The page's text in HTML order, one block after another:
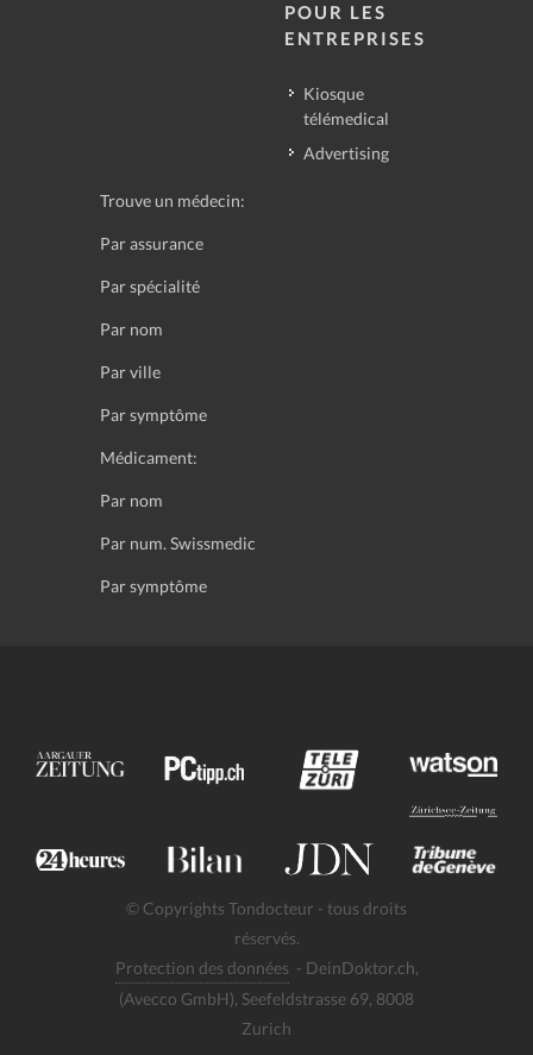
POUR LES
ENTREPRISES
Kiosque
télémedical
Advertising
Trouve un médecin:
Par assurance
Par spécialité
Par nom
Par ville
Par symptôme
Médicament:
Par nom
Par num. Swissmedic
Par symptôme
© Copyrights Tondocteur - tous droits
réservés.
Protection des données - DeinDoktor.ch,
(Avecco GmbH), Seefeldstrasse 69, 8008
Zurich